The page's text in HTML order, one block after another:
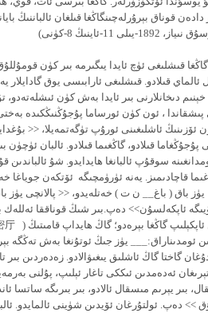
قوناق بېرۇرلەچىنگاڭغا قىلغان ئالباننىڭ
8-كۈنى)
قىشلىغى ئۈچ ئايدا يىگىرمە بىر كۈن
قىلادو. قىشلىغى ئارابىسى يوق گادايلار
دىخانلارنى بىر ئايدا بەش كۈن ئىشلەتەدو،
پىشقاندا ، ئون كۈن ئورساما پۇجۇڭنىڭكىدە
ئاشلىغىنى ئورۇپ تۈگەتمەيلا، <<
پۇجۇڭغاما قىلادو، گاڭغىما قىلادو. ئالبان
سوقۇپ ئالبانغا ھايدايدو. شۇ ئالباندىن
قاچادىمىز. يەنە ئۈرۈمچىگە ئۆتكەن جوياغا
باق ( باغ__ ن ت ) خەتلەيدو، << پالانچى يۈز
ئاپكەلسۇن>> دەپ.بىر شىڭ قوناققا ئەللەك
ئومدىناراق:___ يۈز جىڭ ئوتۇنغا بەش تەڭگە
گاختا گاڭ ئاشلىق يىغىۋالادو. زەدەردىن بىر
ئەدەمدىن ئىككى تاغار ئېلىپ، پۇلنى
بىر يېرىم مىسقال ئالادو، بىر بىرىگە ساتسا
>> دەپ. ئولتۇرغان ئۆيدىن شۈينى ئالمايدو.